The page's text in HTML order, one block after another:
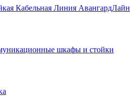
Кабельная Линия АвангардЛайн
шкафы и стойки